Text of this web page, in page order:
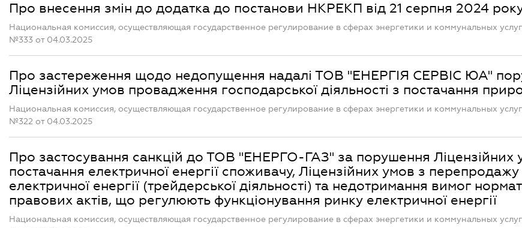
Про внесення змін до додатка до постанови НКРЕКП від 21 серпня 2024 року
Национальная комиссия, осуществляющая государственное регулирование в сферах энергетики и коммунальных
№333 от 04.03.2025
Про застереження щодо недопущення надалі ТОВ "ЕНЕРГІЯ СЕРВІС ЮА"
Ліцензійних умов провадження господарської діяльності з постачання
Национальная комиссия, осуществляющая государственное регулирование в сферах энергетики и коммунальных
№322 от 04.03.2025
Про застосування санкцій до ТОВ "ЕНЕРГО-ГАЗ" за порушення Ліцензійних
постачання електричної енергії споживачу, Ліцензійних умов з перепродажу
електричної енергії (трейдерської діяльності) та недотримання вимог
правових актів, що регулюють функціонування ринку електричної енергії
Национальная комиссия, осуществляющая государственное регулирование в сферах энергетики и коммунальных